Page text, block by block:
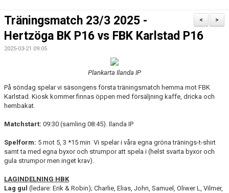
TRUPPEN
BILDGALLERI
KONTAKT
>
<
Träningsmatch 23/3 2025 -
Hertzöga BK P16 vs FBK Karlstad P16
2025-03-21 09:05
Plankarta Ilanda IP
På söndag spelar vi säsongens första träningsmatch hemma mot FBK
Karlstad. Kiosk kommer finnas öppen med försäljning kaffe, dricka och
hembakat.
Matchstart: 09:30 (samling 08:45). Ilanda IP
Spelform: 5 mot 5, 3 *15 min Vi spelar i våra egna gröna tränings-t-shirt
samt ta med egna byxor och strumpor att spela i (helst svarta byxor och
gula strumpor men inget krav).
LAGINDELNING HBK
Lag gul (ledare: Erik & Robin); Charlie, Elias, John, Samuel, Oliwer L, Vilmer,